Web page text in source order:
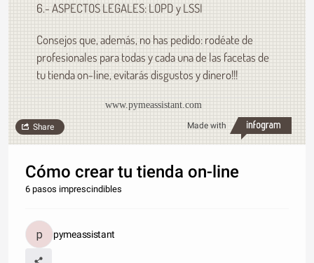
6.- ASPECTOS LEGALES: LOPD y LSSI
Consejos que, además, no has pedido: rodéate de
profesionales para todas y cada una de las facetas de
tu tienda on-line, evitarás disgustos y dinero!!!
www.pymeassistant.com
Made with
Share
Cómo crear tu tienda on-line
6 pasos imprescindibles
pymeassistant